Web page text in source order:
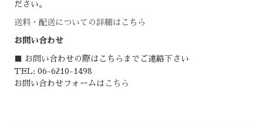
ださい。
送料・配送についての詳細はこちら
お問い合わせ
■ お問い合わせの際はこちらまでご連絡下さい
TEL: 06-6210-1498
お問い合わせフォームは こちら